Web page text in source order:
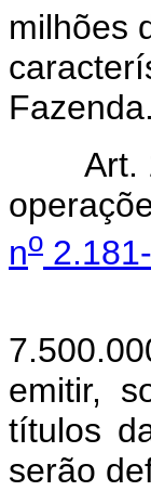
milhões
Fazenda.
Art.
no
Art.
emitir,
títulos
serão